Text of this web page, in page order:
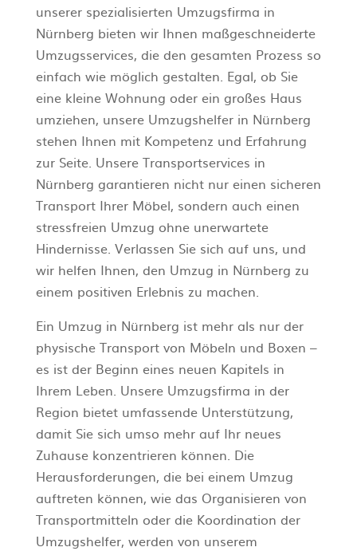
unserer spezialisierten Umzugsfirma in
Nürnberg bieten wir Ihnen maßgeschneiderte
Umzugsservices, die den gesamten Prozess so
einfach wie möglich gestalten. Egal, ob Sie
eine kleine Wohnung oder ein großes Haus
umziehen, unsere Umzugshelfer in Nürnberg
stehen Ihnen mit Kompetenz und Erfahrung
zur Seite. Unsere Transportservices in
Nürnberg garantieren nicht nur einen sicheren
Transport Ihrer Möbel, sondern auch einen
stressfreien Umzug ohne unerwartete
Hindernisse. Verlassen Sie sich auf uns, und
wir helfen Ihnen, den Umzug in Nürnberg zu
einem positiven Erlebnis zu machen.
Ein Umzug in Nürnberg ist mehr als nur der
physische Transport von Möbeln und Boxen –
es ist der Beginn eines neuen Kapitels in
Ihrem Leben. Unsere Umzugsfirma in der
Region bietet umfassende Unterstützung,
damit Sie sich umso mehr auf Ihr neues
Zuhause konzentrieren können. Die
Herausforderungen, die bei einem Umzug
auftreten können, wie das Organisieren von
Transportmitteln oder die Koordination der
Umzugshelfer, werden von unserem